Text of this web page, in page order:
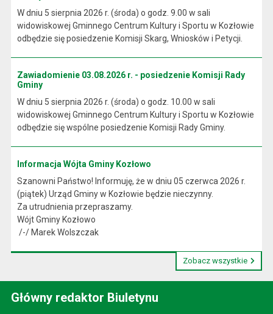
W dniu 5 sierpnia 2026 r. (środa) o godz. 9.00 w sali
widowiskowej Gminnego Centrum Kultury i Sportu w Kozłowie
odbędzie się posiedzenie Komisji Skarg, Wniosków i Petycji.
Zawiadomienie 03.08.2026 r. - posiedzenie Komisji Rady
Gminy
W dniu 5 sierpnia 2026 r. (środa) o godz. 10.00 w sali
widowiskowej Gminnego Centrum Kultury i Sportu w Kozłowie
odbędzie się wspólne posiedzenie Komisji Rady Gminy.
Informacja Wójta Gminy Kozłowo
Szanowni Państwo! Informuję, że w dniu 05 czerwca 2026 r.
(piątek) Urząd Gminy w Kozłowie będzie nieczynny.
Za utrudnienia przepraszamy.
Wójt Gminy Kozłowo
/-/ Marek Wolszczak
Zobacz wszystkie
Główny redaktor Biuletynu